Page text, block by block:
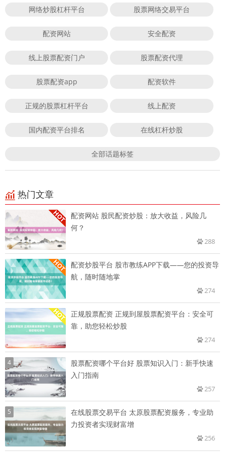
网络炒股杠杆平台 股票网络交易平台
配资网站 安全配资
线上股票配资门户 股票配资代理
股票配资app 配资软件
正规的股票杠杆平台 线上配资
国内配资平台排名 在线杠杆炒股
全部话题标签
热门文章
配资网站 股民配资炒股：放大收益，风险几
何？
288
配资炒股平台 股市教练APP下载——您的投资导
航，随时随地掌
274
正规股票配资 正规到屋股票配资平台：安全可
靠，助您轻松炒股
274
4
股票配资哪个平台好 股票知识入门：新手快速
入门指南
257
5
在线股票交易平台 太原股票配资服务，专业助
力投资者实现财富增
256